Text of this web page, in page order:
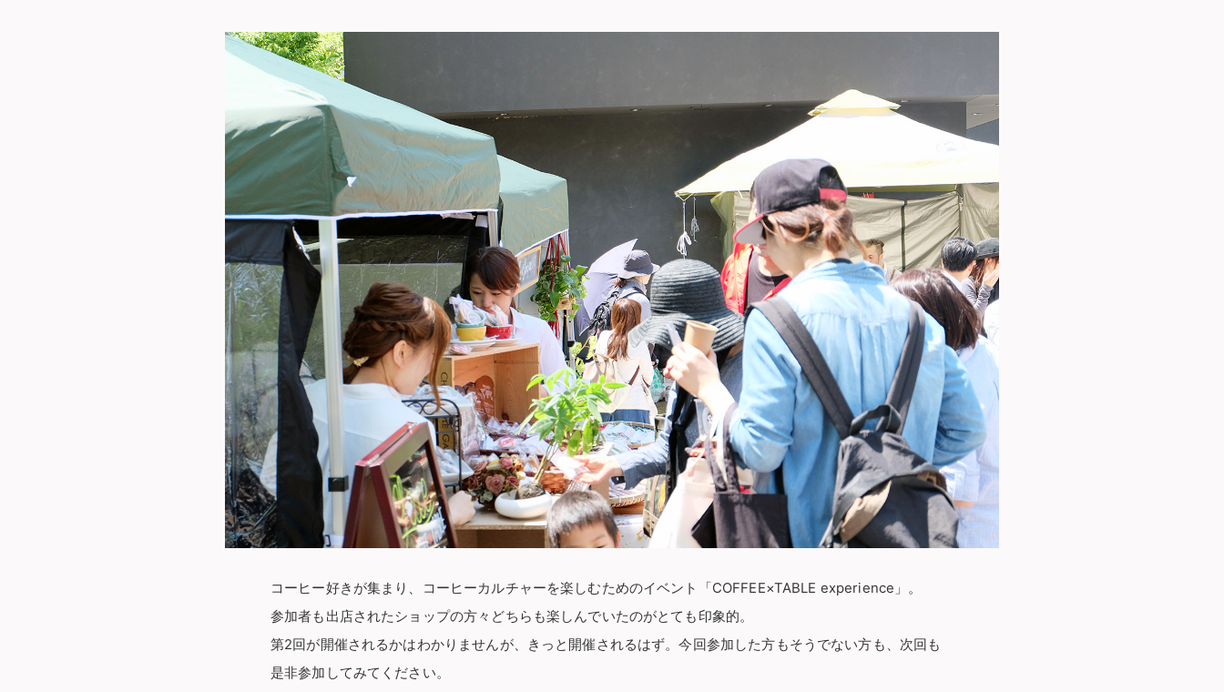
コーヒー好きが集まり、コーヒーカルチャーを楽しむためのイベント「COFFEE×TABLE experience」。
参加者も出店されたショップの方々どちらも楽しんでいたのがとても印象的。
第2回が開催されるかはわかりませんが、きっと開催されるはず。今回参加した方もそうでない方も、次回も
是非参加してみてください。